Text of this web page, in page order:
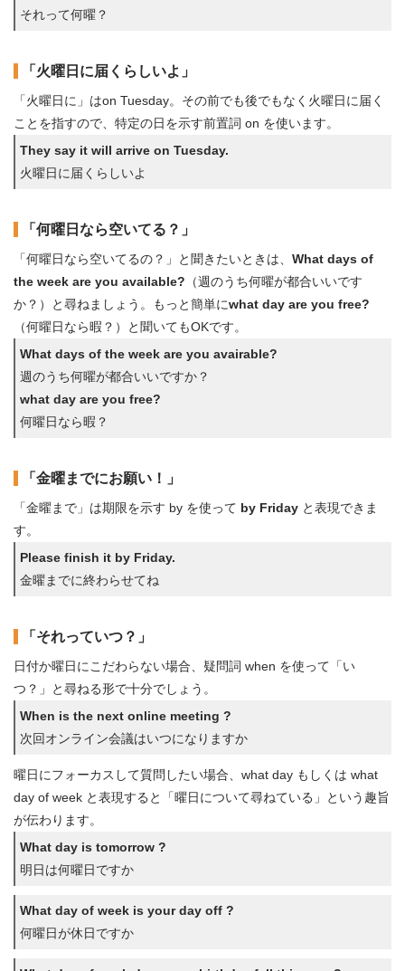
それって何曜？
「火曜日に届くらしいよ」
「火曜日に」はon Tuesday。その前でも後でもなく火曜日に届く
ことを指すので、特定の日を示す前置詞 on を使います。
They say it will arrive on Tuesday.
火曜日に届くらしいよ
「何曜日なら空いてる？」
「何曜日なら空いてるの？」と聞きたいときは、 What days of
the week are you available? （週のうち何曜が都合いいです
か？）と尋ねましょう。もっと簡単にwhat day are you free?
（何曜日なら暇？）と聞いてもOKです。
What days of the week are you avairable?
週のうち何曜が都合いいですか？
what day are you free?
何曜日なら暇？
「金曜までにお願い！」
「金曜まで」は期限を示す by を使って by Friday と表現できま
す。
Please finish it by Friday.
金曜までに終わらせてね
「それっていつ？」
日付か曜日にこだわらない場合、疑問詞 when を使って「い
つ？」と尋ねる形で十分でしょう。
When is the next online meeting ?
次回オンライン会議はいつになりますか
曜日にフォーカスして質問したい場合、what day もしくは what
day of week と表現すると「曜日について尋ねている」という趣旨
が伝わります。
What day is tomorrow ?
明日は何曜日ですか
What day of week is your day off ?
何曜日が休日ですか